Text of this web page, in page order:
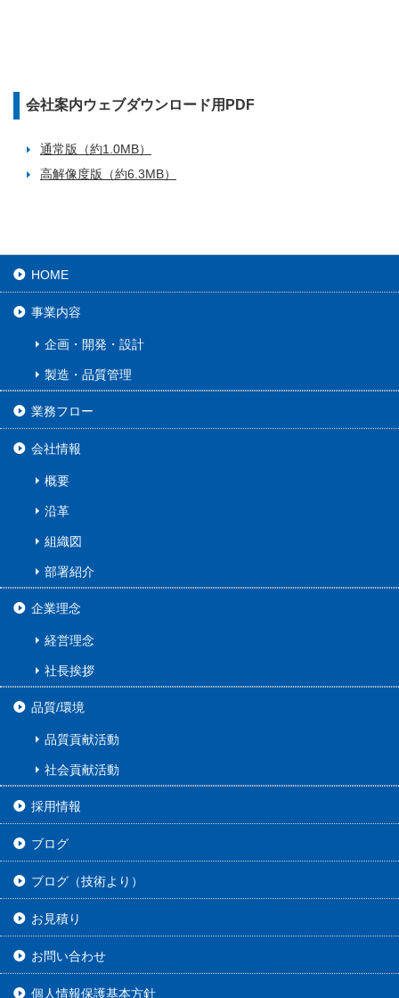
会社案内ウェブダウンロード用PDF
通常版（約1.0MB）
高解像度版（約6.3MB）
HOME
事業内容
企画・開発・設計
製造・品質管理
業務フロー
会社情報
概要
沿革
組織図
部署紹介
企業理念
経営理念
社長挨拶
品質/環境
品質貢献活動
社会貢献活動
採用情報
ブログ
ブログ（技術より）
お見積り
お問い合わせ
個人情報保護基本方針